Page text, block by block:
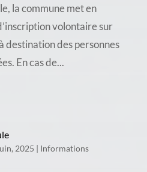
la commune met en
volontaire sur
destination des personnes
En cas de...
2025 | Informations